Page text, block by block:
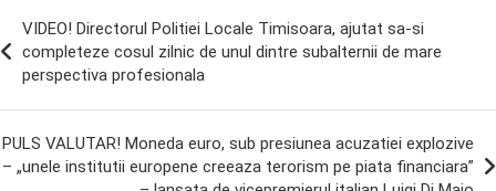
VIDEO! Directorul Politiei Locale Timisoara, ajutat sa-si
completeze cosul zilnic de unul dintre subalternii de mare
perspectiva profesionala
PULS VALUTAR! Moneda euro, sub presiunea acuzatiei explozive
– „unele institutii europene creeaza terorism pe piata financiara”